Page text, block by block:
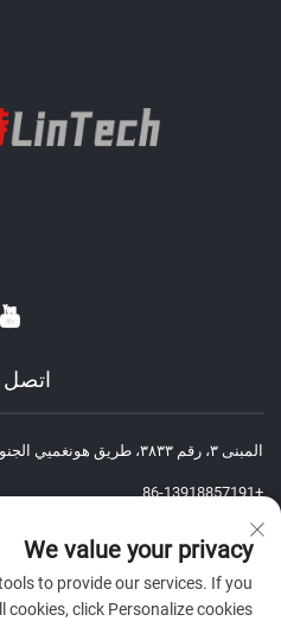
اتصل
المبنى ٣، رقم ٣٨٣٣، طريق هونغميي الجنوبي، منطقة مينهانغ، شنغهاي
+86-13918857191
+86-13918857191
We value your privacy
to provide our services. If you
click Personalize cookies.